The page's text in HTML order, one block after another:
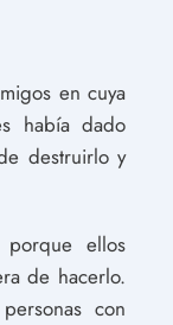
en cuya
había dado
destruirlo y
ellos
de hacerlo.
con